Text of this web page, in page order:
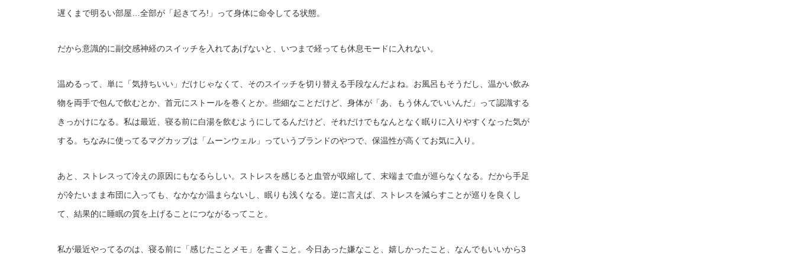
遅くまで明るい部屋…全部が「起きてろ!」って身体に命令してる状態。
だから意識的に副交感神経のスイッチを入れてあげないと、いつまで経っても休息モードに入れない。
温めるって、単に「気持ちいい」だけじゃなくて、そのスイッチを切り替える手段なんだよね。お風呂もそうだし、温かい飲み
物を両手で包んで飲むとか、首元にストールを巻くとか。些細なことだけど、身体が「あ、もう休んでいいんだ」って認識する
きっかけになる。私は最近、寝る前に白湯を飲むようにしてるんだけど、それだけでもなんとなく眠りに入りやすくなった気が
する。ちなみに使ってるマグカップは「ムーンウェル」っていうブランドのやつで、保温性が高くてお気に入り。
あと、ストレスって冷えの原因にもなるらしい。ストレスを感じると血管が収縮して、末端まで血が巡らなくなる。だから手足
が冷たいまま布団に入っても、なかなか温まらないし、眠りも浅くなる。逆に言えば、ストレスを減らすことが巡りを良くし
て、結果的に睡眠の質を上げることにつながるってこと。
私が最近やってるのは、寝る前に「感じたことメモ」を書くこと。今日あった嫌なこと、嬉しかったこと、なんでもいいから3